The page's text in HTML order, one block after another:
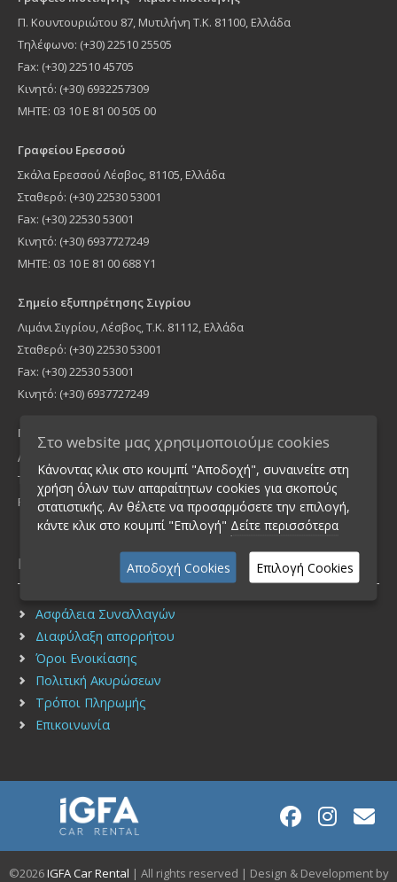
Π. Κουντουριώτου 87, Μυτιλήνη Τ.Κ. 81100, Ελλάδα
Τηλέφωνο: (+30) 22510 25505
Fax: (+30) 22510 45705
Κινητό: (+30) 6932257309
MHTE: 03 10 Ε 81 00 505 00
Γραφείου Ερεσσού
Σκάλα Ερεσσού Λέσβος, 81105, Ελλάδα
Σταθερό: (+30) 22530 53001
Fax: (+30) 22530 53001
Κινητό: (+30) 6937727249
ΜΗΤΕ: 03 10 Ε 81 00 688 Υ1
Σημείο εξυπηρέτησης Σιγρίου
Λιμάνι Σιγρίου, Λέσβος, Τ.Κ. 81112, Ελλάδα
Σταθερό: (+30) 22530 53001
Fax: (+30) 22530 53001
Κινητό: (+30) 6937727249
Γραφείο Αθήνας
Λήμνου 16, Νέα Ιωνία Τ.Κ 14235, Ελλάδα
Τηλέφωνο: (+30) 210 2755900
FAX: (+30) 210 2751940
Πληροφορίες
Ασφάλεια Συναλλαγών
Διαφύλαξη απορρήτου
Όροι Ενοικίασης
Πολιτική Ακυρώσεων
Τρόποι Πληρωμής
Επικοινωνία
©2026IGFA Car Rental | All rights reserved | Design & Development by
Στο website μας χρησιμοποιούμε cookies
Κάνοντας κλικ στο κουμπί "Αποδοχή", συναινείτε στη
χρήση όλων των απαραίτητων cookies για σκοπούς
στατιστικής. Αν θέλετε να προσαρμόσετε την επιλογή,
κάντε κλικ στο κουμπί "Επιλογή" Δείτε περισσότερα
Αποδοχή Cookies Επιλογή Cookies